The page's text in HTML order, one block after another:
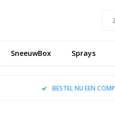
SneeuwBox Sprays
BESTEL NU EEN